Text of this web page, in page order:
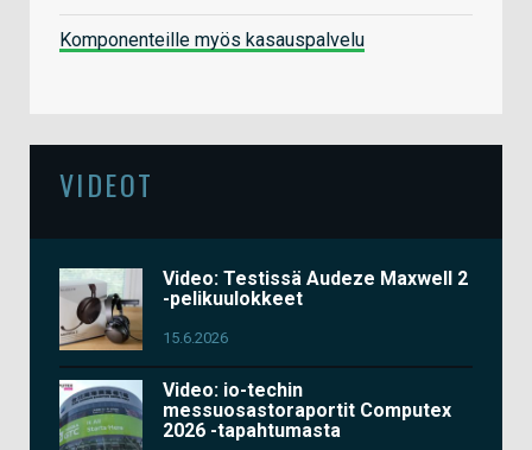
Komponenteille myös kasauspalvelu
VIDEOT
Video: Testissä Audeze Maxwell 2
-pelikuulokkeet
15.6.2026
Video: io-techin
messuosastoraportit Computex
2026 -tapahtumasta